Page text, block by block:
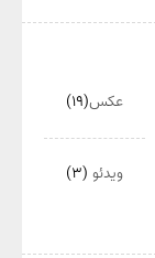
عکس(۱۹)
ویدئو (۳)